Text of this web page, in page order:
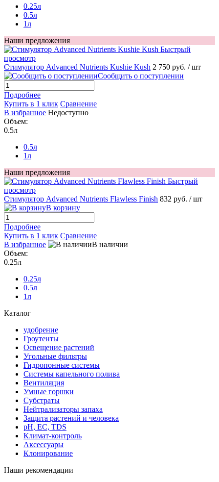
0.25л
0.5л
1л
Наши предложения
Быстрый
просмотр
Стимулятор Advanced Nutrients Kushie Kush 2 750 руб. / шт
Сообщить о поступлении
Подробнее
Купить в 1 клик Сравнение
В избранное Недоступно
Объем:
0.5л
0.5л
1л
Наши предложения
Быстрый
просмотр
Стимулятор Advanced Nutrients Flawless Finish 832 руб. / шт
В корзину
Подробнее
Купить в 1 клик Сравнение
В избранное
В наличии
Объем:
0.25л
0.25л
0.5л
1л
Каталог
удобрение
Гроутенты
Освещение растений
Угольные фильтры
Гидропонные системы
Системы капельного полива
Вентиляция
Умные горшки
Субстраты
Нейтрализаторы запаха
Защита растений и человека
pH, EC, TDS
Климат-контроль
Аксессуары
Клонирование
Наши рекомендации